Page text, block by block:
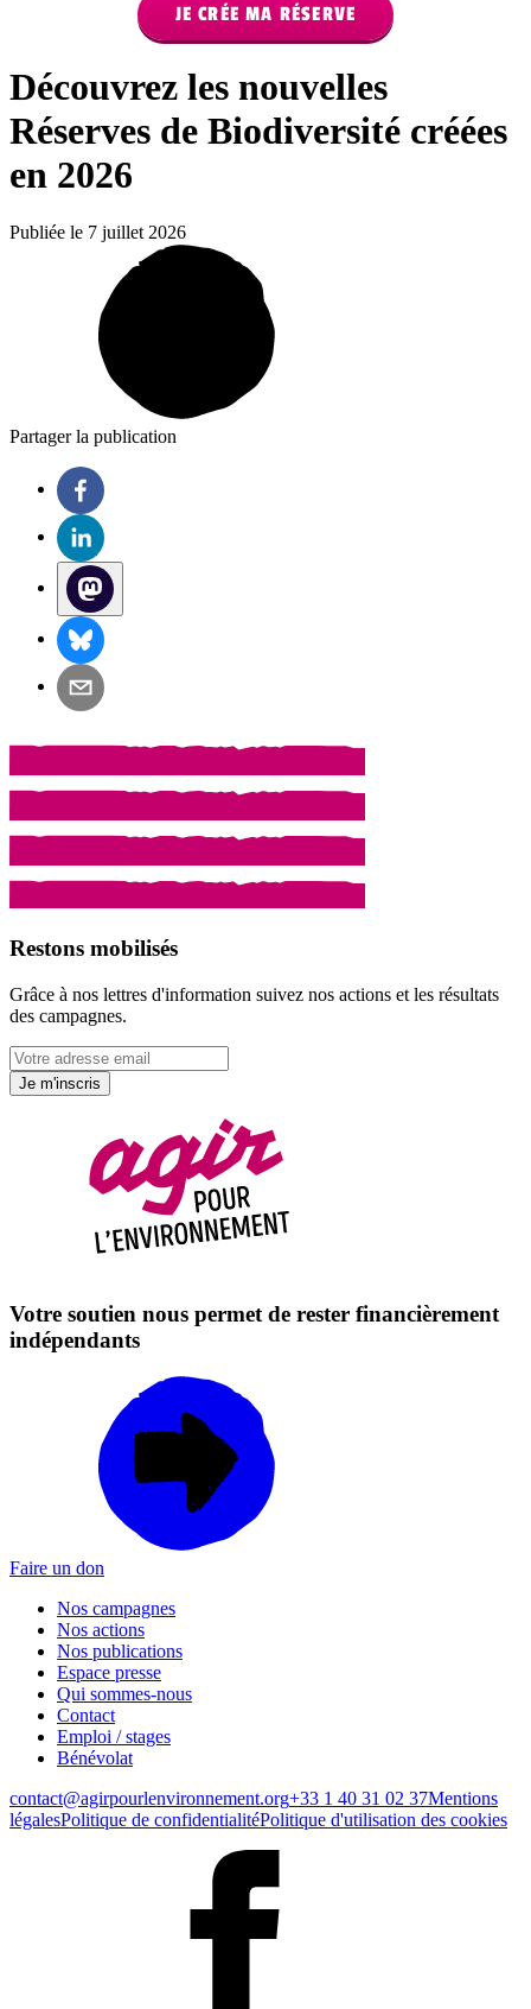
JE CRÉE MA RÉSERVE
Découvrez les nouvelles
Réserves de Biodiversité créées
en 2026
Publiée le 7 juillet 2026
Partager la publication
Restons mobilisés
Grâce à nos lettres d'information suivez nos actions et les résultats
des campagnes.
Je m'inscris
Votre soutien nous permet de rester financièrement
indépendants
Faire un don
Nos campagnes
Nos actions
Nos publications
Espace presse
Qui sommes-nous
Contact
Emploi / stages
Bénévolat
contact@agirpourlenvironnement.org+33 1 40 31 02 37Mentions
légalesPolitique de confidentialitéPolitique d'utilisation des cookies